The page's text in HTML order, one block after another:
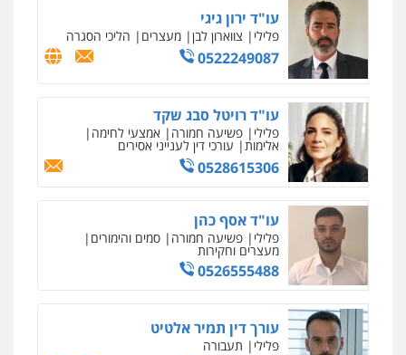
עו"ד ירון גיגי
פלילי צווארון לבן מעצרים הליכי הסגרה
0522249087
עו"ד רויטל סבג שקד
פלילי פשיעה חמורה אמצעי לחימה
אלימות עורכי דין לענייני אסירים
0528615306
עו"ד אסף כהן
פלילי פשיעה חמורה סמים והימורים
מעצרים וחקירות
0526555488
עורך דין תמיר אלטיט
פלילי תעבורה